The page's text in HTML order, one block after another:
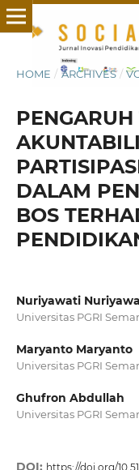
HOME / ARCHIVES /
DALAM
BOS
Nuriyawati
Universitas PGRI
Maryanto Maryanto
Universitas PGRI
Ghufron Abdullah
Universitas PGRI
DOI: https://doi.org/